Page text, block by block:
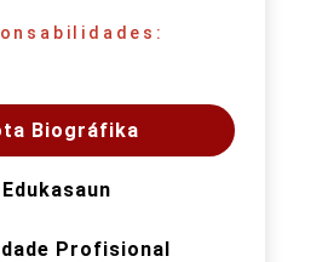
Biográfika
Edukasaun
Profisional